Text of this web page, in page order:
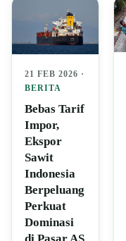
21 FEB 2026 ·
BERITA
Bebas Tarif
Impor,
Ekspor
Sawit
Indonesia
Berpeluang
Perkuat
Dominasi
di Pasar AS